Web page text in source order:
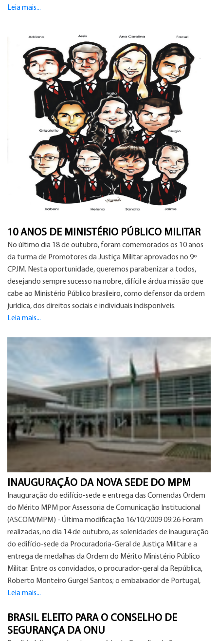
Leia mais...
10 ANOS DE MINISTÉRIO PÚBLICO MILITAR
No último dia 18 de outubro, foram comemorados os 10 anos
da turma de Promotores da Justiça Militar aprovados no 9º
CPJM. Nesta oportunidade, queremos parabenizar a todos,
desejando sempre sucesso na nobre, difícil e árdua missão que
cabe ao Ministério Público brasileiro, como defensor da ordem
jurídica, dos direitos sociais e individuais indisponíveis.
Leia mais...
INAUGURAÇÃO DA NOVA SEDE DO MPM
Inauguração do edifício-sede e entrega das Comendas Ordem
do Mérito MPM por Assessoria de Comunicação Institucional
(ASCOM/MPM) - Última modificação 16/10/2009 09:26 Foram
realizadas, no dia 14 de outubro, as solenidades de inauguração
do edifício-sede da Procuradoria-Geral de Justiça Militar e a
entrega de medalhas da Ordem do Mérito Ministério Público
Militar. Entre os convidados, o procurador-geral da República,
Roberto Monteiro Gurgel Santos; o embaixador de Portugal,
Leia mais...
BRASIL ELEITO PARA O CONSELHO DE
SEGURANÇA DA ONU